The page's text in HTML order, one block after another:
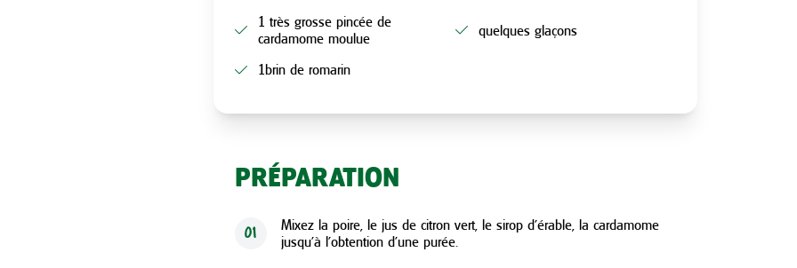
1 très grosse pincée de
cardamome moulue
quelques glaçons
1brin de romarin
PRÉPARATION
01
Mixez la poire, le jus de citron vert, le sirop d’érable, la cardamome
jusqu’à l’obtention d’une purée.